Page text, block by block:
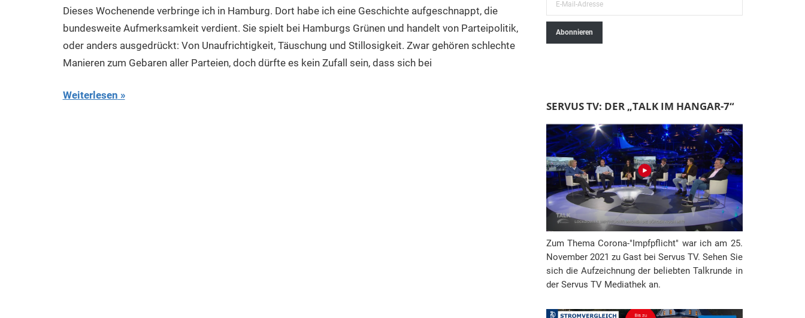
des
Untergangs",
"Hexenjagd",
"Das
und
Dieses Wochenende verbringe ich in Hamburg. Dort habe ich eine Geschichte aufgeschnappt, die
bundesweite Aufmerksamkeit verdient. Sie spielt bei Hamburgs Grünen und handelt von Parteipolitik,
oder anders ausgedrückt: Von Unaufrichtigkeit, Täuschung und Stillosigkeit. Zwar gehören schlechte
Manieren zum Gebaren aller Parteien, doch dürfte es kein Zufall sein, dass sich bei
Weiterlesen
-
-
A
d
r
e
s
s
Abonnieren
SERVUS TV: DER „TALK IM HANGAR-7“
Zum Thema Corona-"Impfpflicht" war ich am 25.
November 2021 zu Gast bei Servus TV. Sehen Sie
sich die Aufzeichnung der beliebten Talkrunde in
der Servus TV Mediathek an.